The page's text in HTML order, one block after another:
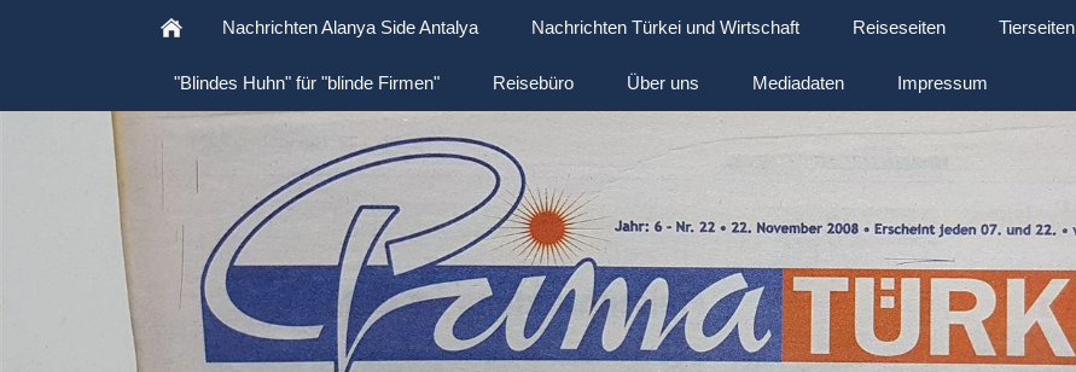
Nachrichten Alanya Side Antalya Nachrichten Türkei und Wirtschaft Reiseseiten Tierseiten
"Blindes Huhn" für "blinde Firmen" Reisebüro Über uns Mediadaten Impressum